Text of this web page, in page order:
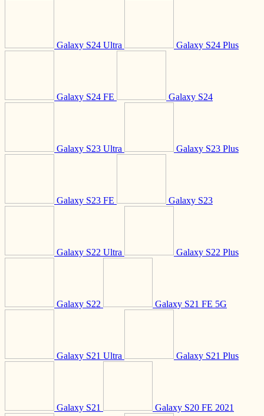
Galaxy S24 Ultra Galaxy S24 Plus
Galaxy S24 FE Galaxy S24
Galaxy S23 Ultra Galaxy S23 Plus
Galaxy S23 FE Galaxy S23
Galaxy S22 Ultra Galaxy S22 Plus
Galaxy S22 Galaxy S21 FE 5G
Galaxy S21 Ultra Galaxy S21 Plus
Galaxy S21 Galaxy S20 FE 2021